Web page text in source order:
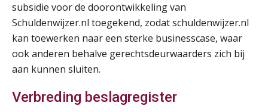
subsidie voor de doorontwikkeling van
Schuldenwijzer.nl toegekend, zodat schuldenwijzer.nl
kan toewerken naar een sterke businesscase, waar
ook anderen behalve gerechtsdeurwaarders zich bij
aan kunnen sluiten.
Verbreding beslagregister
08
SEP
MOCuitgevers
09
SEP
Cursus Samenwerken financiële- en salarisadministratie
MOCuitgevers